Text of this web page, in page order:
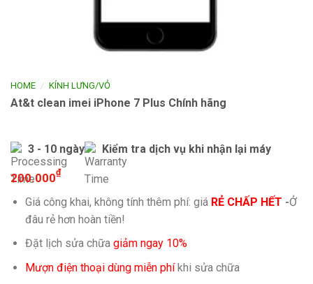
HOME / KÍNH LƯNG/VỎ
At&t clean imei iPhone 7 Plus Chính hãng
3 - 10 ngày Kiểm tra dịch vụ khi nhận lại máy
200.000₫
Giá công khai, không tính thêm phí: giá RẺ CHẤP HẾT -Ở
đâu rẻ hơn hoàn tiền!
Đặt lịch sửa chữa giảm ngay 10%
Mượn điện thoại dùng miễn phíkhi sửa chữa